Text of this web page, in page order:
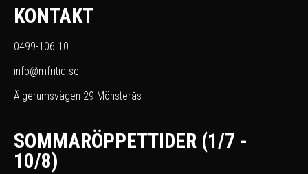
KONTAKT
0499-106 10
info@mfritid.se
Älgerumsvägen 29 Mönsterås
SOMMARÖPPETTIDER (1/7 -
10/8)